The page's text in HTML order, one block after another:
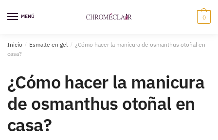
navegación
MENÚ 0
Inicio / Esmalte en gel / ¿Cómo hacer la manicura de osmanthus otoñal en
casa?
¿Cómo hacer la manicura
de osmanthus otoñal en
casa?